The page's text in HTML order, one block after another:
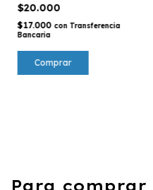
$20.000
$17.000 con Transferencia
Bancaria
Para comprar